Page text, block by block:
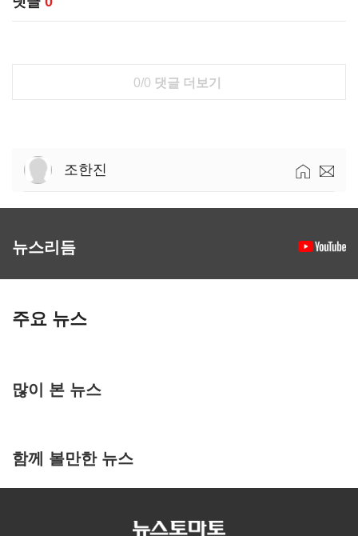
0/0 댓글 더보기
조한진
뉴스리듬
주요 뉴스
많이 본 뉴스
함께 볼만한 뉴스